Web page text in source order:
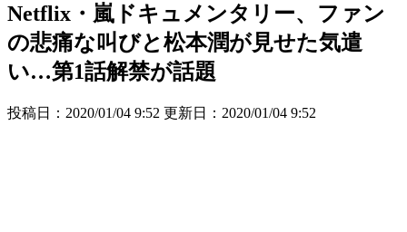
Netflix・嵐ドキュメンタリー、ファン
の悲痛な叫びと松本潤が見せた気遣
い…第1話解禁が話題
投稿日：2020/01/04 9:52 更新日： 2020/01/04 9:52